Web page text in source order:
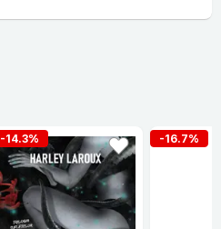
-14.3% -16.7%